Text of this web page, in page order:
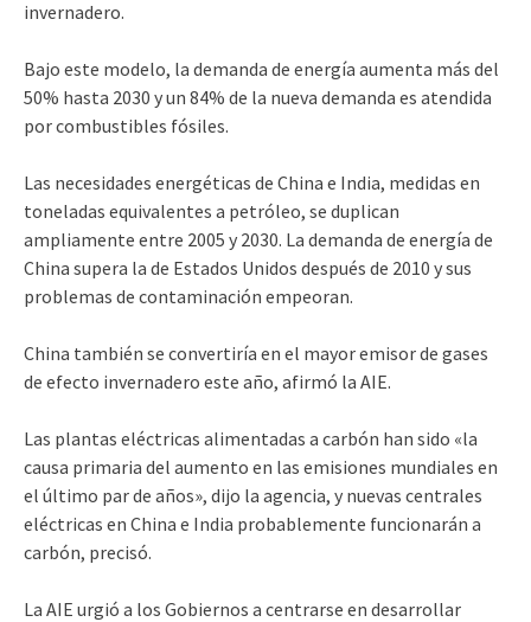
invernadero.
Bajo este modelo, la demanda de energía aumenta más del
50% hasta 2030 y un 84% de la nueva demanda es atendida
por combustibles fósiles.
Las necesidades energéticas de China e India, medidas en
toneladas equivalentes a petróleo, se duplican
ampliamente entre 2005 y 2030. La demanda de energía de
China supera la de Estados Unidos después de 2010 y sus
problemas de contaminación empeoran.
China también se convertiría en el mayor emisor de gases
de efecto invernadero este año, afirmó la AIE.
Las plantas eléctricas alimentadas a carbón han sido «la
causa primaria del aumento en las emisiones mundiales en
el último par de años», dijo la agencia, y nuevas centrales
eléctricas en China e India probablemente funcionarán a
carbón, precisó.
La AIE urgió a los Gobiernos a centrarse en desarrollar